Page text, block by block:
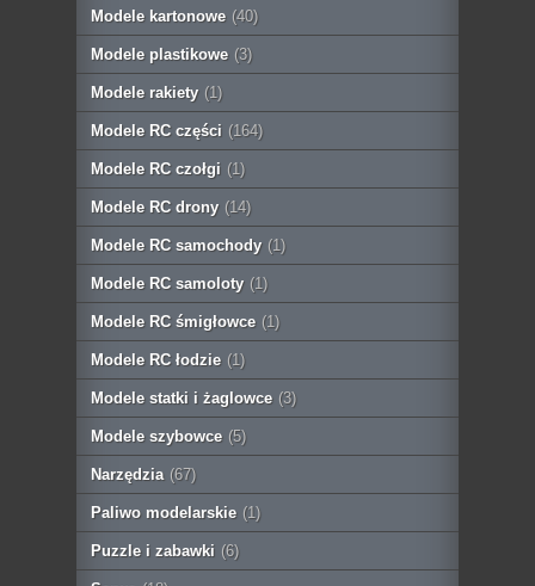
Modele kartonowe (40)
Modele plastikowe (3)
Modele rakiety (1)
Modele RC części (164)
Modele RC czołgi (1)
Modele RC drony (14)
Modele RC samochody (1)
Modele RC samoloty (1)
Modele RC śmigłowce (1)
Modele RC łodzie (1)
Modele statki i żaglowce (3)
Modele szybowce (5)
Narzędzia (67)
Paliwo modelarskie (1)
Puzzle i zabawki (6)